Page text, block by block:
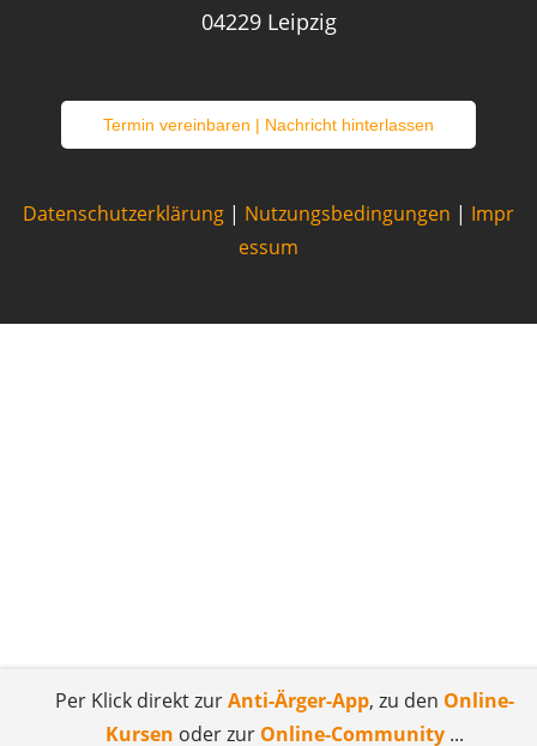
04229 Leipzig
Termin vereinbaren | Nachricht hinterlassen
Datenschutzerklärung | Nutzungsbedingungen | Impr
essum
Per Klick direkt zurAnti-Ärger-App, zu den Online-
Kursen oder zur Online-Community...